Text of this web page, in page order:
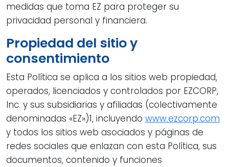
medidas que toma EZ para proteger su
privacidad personal y financiera.
Propiedad del sitio y
consentimiento
Esta Política se aplica a los sitios web propiedad,
operados, licenciados y controlados por EZCORP,
Inc. y sus subsidiarias y afiliadas (colectivamente
denominadas «EZ»)1, incluyendo www.ezcorp.com
y todos los sitios web asociados y páginas de
redes sociales que enlazan con esta Política, sus
documentos, contenido y funciones